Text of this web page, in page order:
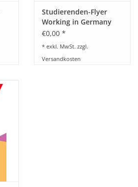
Studierenden-Flyer
Working in Germany
without a German
€0,00 *
* exkl. MwSt. zzgl.
Versandkosten